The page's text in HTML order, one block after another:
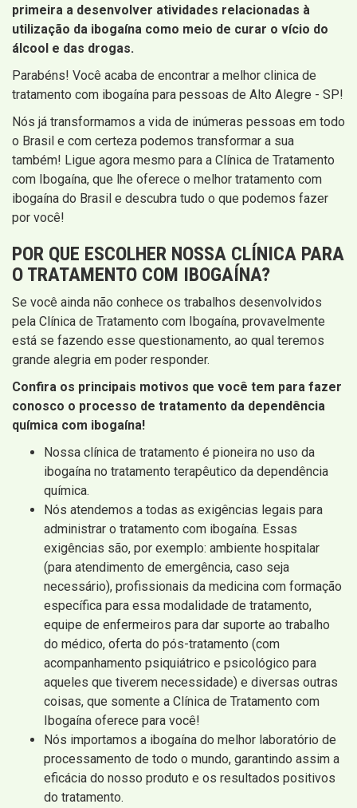
primeira a desenvolver atividades relacionadas à
utilização da ibogaína como meio de curar o vício do
álcool e das drogas.
Parabéns! Você acaba de encontrar a melhor clinica de
tratamento com ibogaína para pessoas de Alto Alegre - SP!
Nós já transformamos a vida de inúmeras pessoas em todo
o Brasil e com certeza podemos transformar a sua
também! Ligue agora mesmo para a Clínica de Tratamento
com Ibogaína, que lhe oferece o melhor tratamento com
ibogaína do Brasil e descubra tudo o que podemos fazer
por você!
POR QUE ESCOLHER NOSSA CLÍNICA PARA
O TRATAMENTO COM IBOGAÍNA?
Se você ainda não conhece os trabalhos desenvolvidos
pela Clínica de Tratamento com Ibogaína, provavelmente
está se fazendo esse questionamento, ao qual teremos
grande alegria em poder responder.
Confira os principais motivos que você tem para fazer
conosco o processo de tratamento da dependência
química com ibogaína!
Nossa clínica de tratamento é pioneira no uso da
ibogaína no tratamento terapêutico da dependência
química.
Nós atendemos a todas as exigências legais para
administrar o tratamento com ibogaína. Essas
exigências são, por exemplo: ambiente hospitalar
(para atendimento de emergência, caso seja
necessário), profissionais da medicina com formação
específica para essa modalidade de tratamento,
equipe de enfermeiros para dar suporte ao trabalho
do médico, oferta do pós-tratamento (com
acompanhamento psiquiátrico e psicológico para
aqueles que tiverem necessidade) e diversas outras
coisas, que somente a Clínica de Tratamento com
Ibogaína oferece para você!
Nós importamos a ibogaína do melhor laboratório de
processamento de todo o mundo, garantindo assim a
eficácia do nosso produto e os resultados positivos
do tratamento.